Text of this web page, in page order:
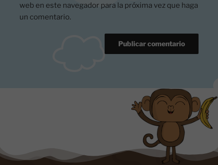
web en este navegador para la próxima vez que haga
un comentario.